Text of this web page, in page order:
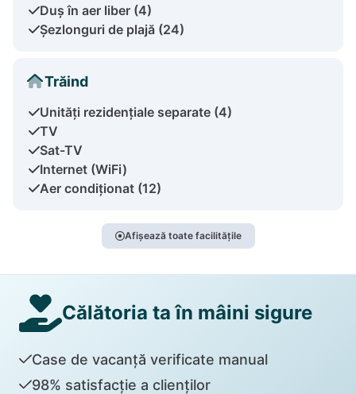
Duș în aer liber (4)
Șezlonguri de plajă (24)
Trăind
Unități rezidențiale separate (4)
TV
Sat-TV
Internet (WiFi)
Aer condiționat (12)
Afișează toate facilitățile
Călătoria ta în mâini sigure
Case de vacanță verificate manual
98% satisfacție a clienților